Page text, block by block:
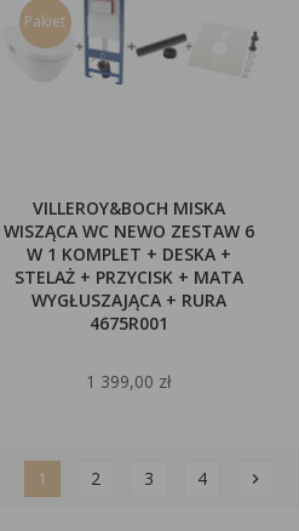
VILLEROY&BOCH MISKA
WISZĄCA WC NEWO ZESTAW 6
W 1 KOMPLET + DESKA +
STELAŻ + PRZYCISK + MATA
WYGŁUSZAJĄCA + RURA
4675R001
1 399,00 zł
Pakiet
1 2 3 4 chevron_right